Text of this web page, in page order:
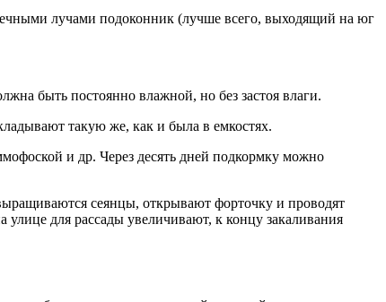
лучами подоконник (лучше всего, выходящий на юг
быть постоянно влажной, но без застоя влаги.
такую же, как и была в емкостях.
и др. Через десять дней подкормку можно
выращиваются сеянцы, открывают форточку и проводят
для рассады увеличивают, к концу закаливания